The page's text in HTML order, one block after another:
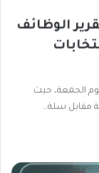
الوظائف
يوم الجمعة، حيث
مقابل سلة…